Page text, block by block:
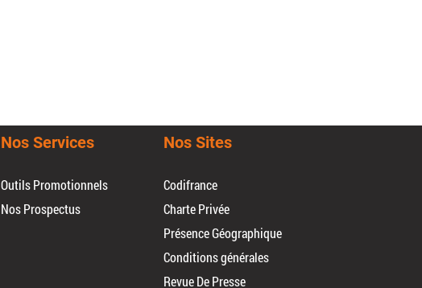
Nos Services
Outils Promotionnels
Nos Prospectus
Nos Sites
Codifrance
Charte Privée
Présence Géographique
Conditions générales
Revue De Presse